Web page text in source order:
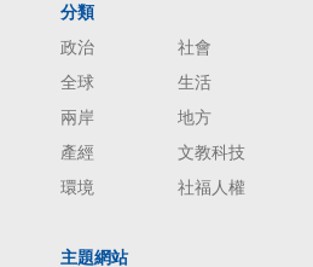
分類
政治
社會
全球
生活
兩岸
地方
產經
文教科技
環境
社福人權
主題網站